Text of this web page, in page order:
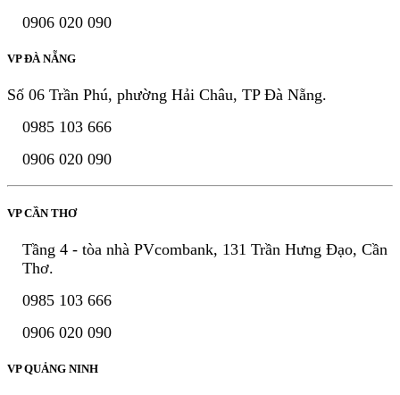
0906 020 090
VP ĐÀ NẴNG
Số 06 Trần Phú, phường Hải Châu, TP Đà Nẵng.
0985 103 666
0906 020 090
VP CẦN THƠ
Tầng 4 - tòa nhà PVcombank, 131 Trần Hưng Đạo, Cần
Thơ.
0985 103 666
0906 020 090
VP QUẢNG NINH